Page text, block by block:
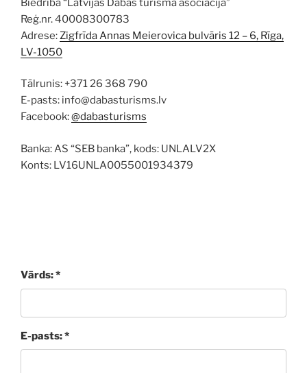
Biedrība “Latvijas Dabas tūrisma asociācija”
Reģ.nr. 40008300783
Adrese:Zigfrīda Annas Meierovica bulvāris 12 – 6, Rīga,
LV-1050
Tālrunis: +371 26 368 790
E-pasts: info@dabasturisms.lv
Facebook:@dabasturisms
Banka: AS “SEB banka”, kods: UNLALV2X
Konts: LV16UNLA0055001934379
Vārds: *
E-pasts: *